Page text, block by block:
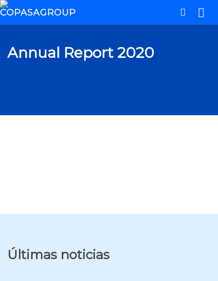
Annual Report 2020
Últimas noticias